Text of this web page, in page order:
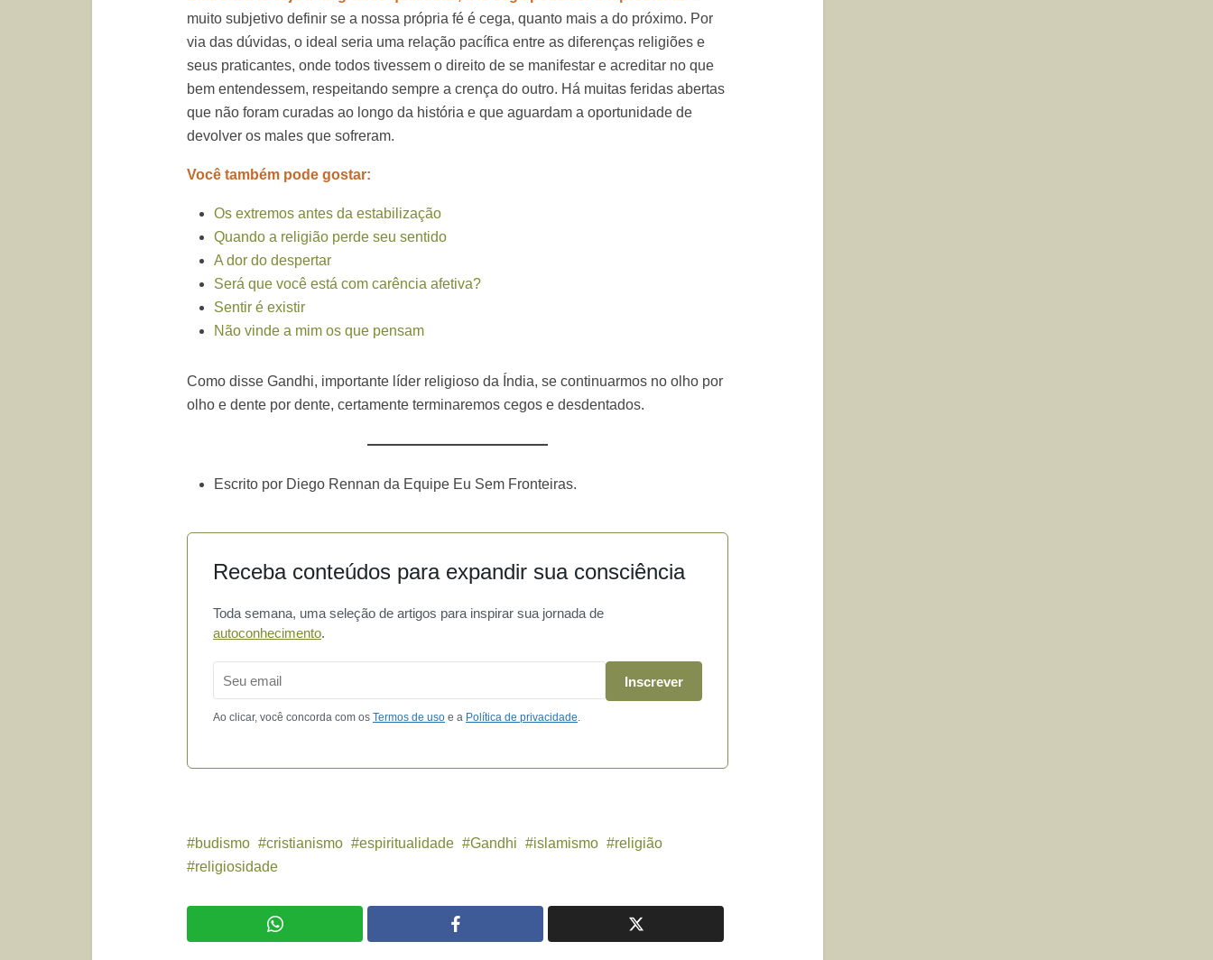
muito subjetivo definir se a nossa própria fé é cega, quanto mais a do próximo. Por
via das dúvidas, o ideal seria uma relação pacífica entre as diferenças religiões e
seus praticantes, onde todos tivessem o direito de se manifestar e acreditar no que
bem entendessem, respeitando sempre a crença do outro. Há muitas feridas abertas
que não foram curadas ao longo da história e que aguardam a oportunidade de
devolver os males que sofreram.
Você também pode gostar:
Os extremos antes da estabilização
Quando a religião perde seu sentido
A dor do despertar
Será que você está com carência afetiva?
Sentir é existir
Não vinde a mim os que pensam
Como disse Gandhi, importante líder religioso da Índia, se continuarmos no olho por
olho e dente por dente, certamente terminaremos cegos e desdentados.
Escrito por Diego Rennan da Equipe Eu Sem Fronteiras.
Receba conteúdos para expandir sua consciência
Toda semana, uma seleção de artigos para inspirar sua jornada de
autoconhecimento.
Inscrever
Ao clicar, você concorda com os Termos de uso e a Política de privacidade.
budismo cristianismo espiritualidade Gandhi islamismo
religião
religiosidade